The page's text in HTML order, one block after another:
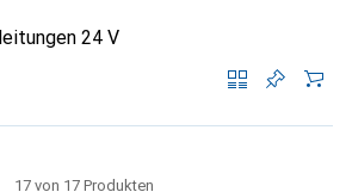
24 V
17 von 17 Produkten